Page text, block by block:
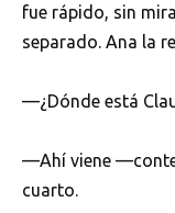
fue rápido, sin
separado. Ana la
—¿Dónde está
—Ahí viene
cuarto.